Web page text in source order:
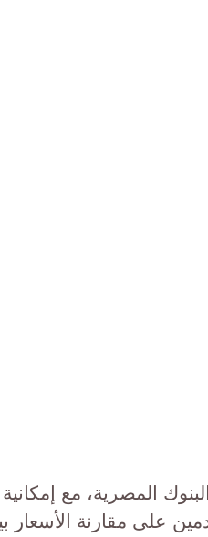
المصرية، مع
على مقارنة الأسعار